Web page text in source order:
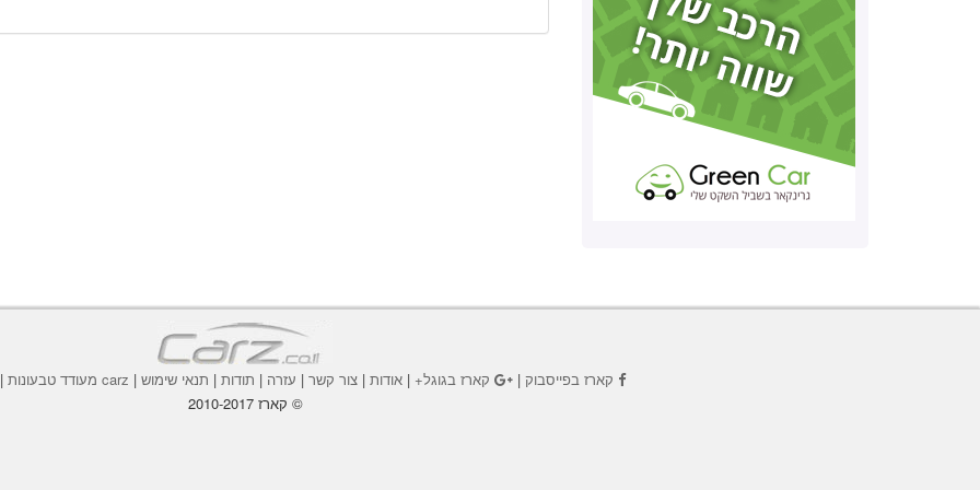
קארז בפייסבוק | קארז בגוגל+ | אודות | צור קשר | עזרה | תודות | תנאי שימוש | carz מעודד טבעונות |
© קארז 2010-2017